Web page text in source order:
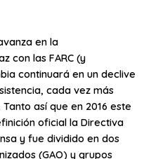
en la
con las FARC (y
continuará en un declive
cada vez más
así que en 2016 este
oficial la Directiva
y fue dividido en dos
(GAO) y grupos